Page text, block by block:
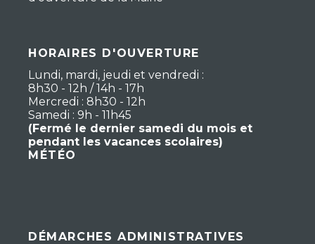
HORAIRES D'OUVERTURE
Lundi, mardi, jeudi et vendredi :
8h30 - 12h / 14h - 17h
Mercredi : 8h30 - 12h
Samedi : 9h - 11h45
(Fermé le dernier samedi du mois et
pendant les vacances scolaires)
MÉTÉO
DÉMARCHES ADMINISTRATIVES